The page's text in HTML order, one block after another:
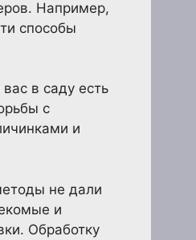
Например,
способы
в саду есть
с
и
не дали
и
Обработку